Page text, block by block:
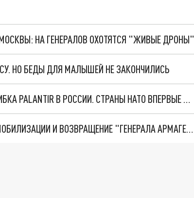
НА ГЕНЕРАЛОВ ОХОТЯТСЯ "ЖИВЫЕ ДРОНЫ"
НО БЕДЫ ДЛЯ МАЛЫШЕЙ НЕ ЗАКОНЧИЛИСЬ
"ОЧЕНЬ ПЛОХИЕ НОВОСТИ": БОЛЬШАЯ ОШИБКА PALANTIR В РОССИИ. СТРАНЫ НАТО ВПЕРВЫЕ ЗА СВО ОСТАНОВИЛИ ПОСТАВКИ ОРУЖИЯ. ВСУ ТЕРЯЮТ ПРИГРАНИЧЬЕ?
ТРИ ГЛАВНЫХ ИНСАЙДА ОБ СВО. ОТМЕНА МОБИЛИЗАЦИИ И ВОЗВРАЩЕНИЕ "ГЕНЕРАЛА АРМАГЕДДОНА"? ОТЛИЧНЫЕ НОВОСТИ, КОТОРЫЕ ЖДАЛИ ВСЕ